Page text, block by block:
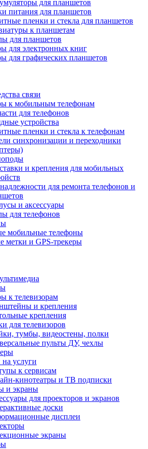
для планшетов
питания для планшетов
пленки и стекла для планшетов
к планшетам
для планшетов
для электронных книг
для графических планшетов
связи
к мобильным телефонам
для телефонов
устройства
пленки и стекла к телефонам
синхронизации и переходники
и крепления для мобильных
для ремонта телефонов и
и аксессуары
для телефонов
мобильные телефоны
метки и GPS-трекеры
к телевизорам
и крепления
крепления
для телевизоров
тумбы, видеостены, полки
пульты ДУ, чехлы
услуги
к сервисам
кинотеатры и ТВ подписки
и экраны
для проекторов и экранов
доски
дисплеи
экраны